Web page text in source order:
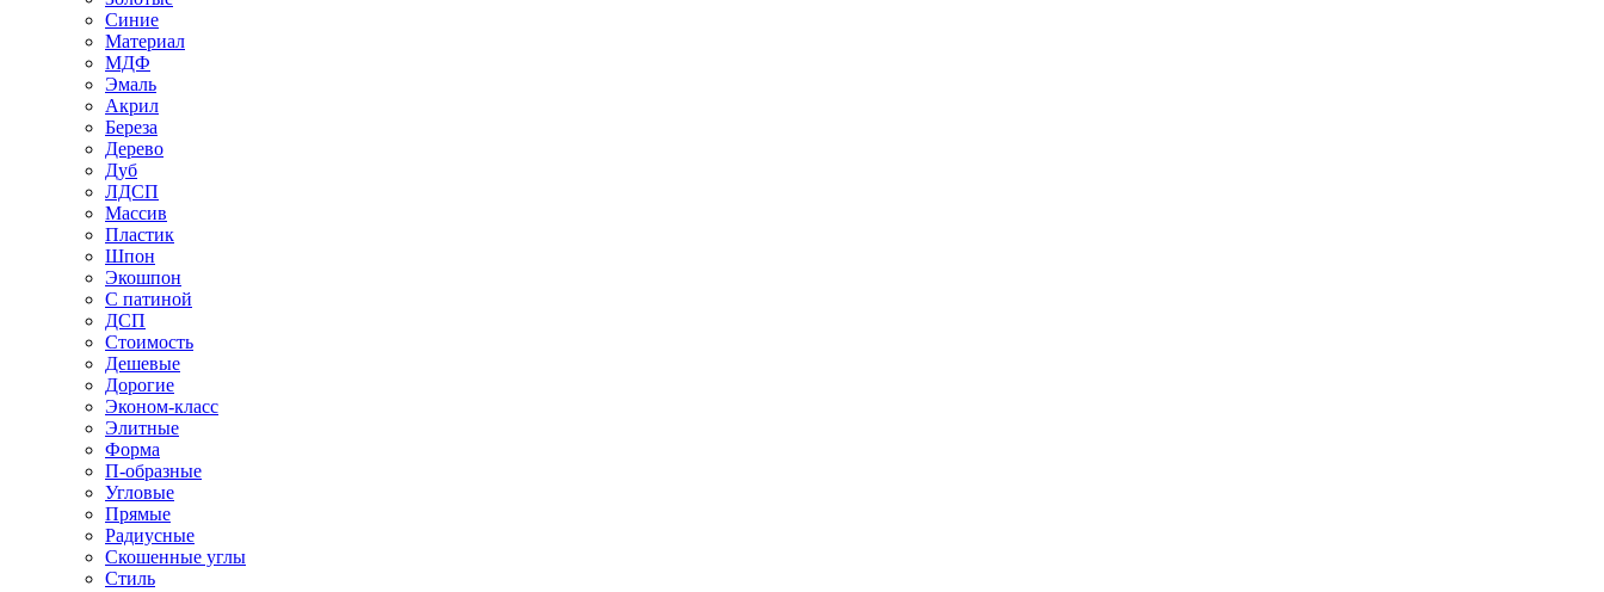
Синие
Материал
МДФ
Эмаль
Акрил
Береза
Дерево
Дуб
ЛДСП
Массив
Пластик
Шпон
Экошпон
С патиной
ДСП
Стоимость
Дешевые
Дорогие
Эконом-класс
Элитные
Форма
П-образные
Угловые
Прямые
Радиусные
Скошенные углы
Стиль